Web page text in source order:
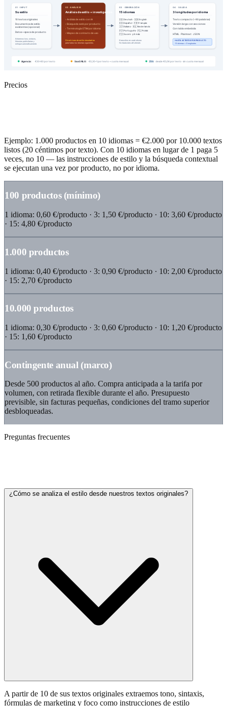
01 · INPUT
Su estilo
10 textos originales
Documentos de estilo
existentes (opcional)
Datos + specs de producto
Extraemos tono, sintaxis,
fórmulas publicitarias y
enfoque automáticamente.
02 · ANÁLISIS
Análisis de estilo + investigación
› Análisis de estilo con IA
› Búsqueda web por producto
› Terminología ETIM por idioma
› Mapeo de contexto de uso
Directrices de estilo vinculantes
para todos los idiomas siguientes.
03 · GENERACIÓN
15 idiomas
🇩🇪 Deutsch · 🇬🇧 English
🇪🇸 Español · 🇫🇷 Français
🇮🇹 Italiano · 🇳🇱 Nederlands
🇵🇹 Português · 🇵🇱 Polski
🇫🇮 Suomi · y 6 más
Reescritos en cada idioma.
No traducidos del alemán.
04 · SALIDA
3 longitudes por idioma
Texto compacto (~90 palabras)
Versión larga con secciones
Con tabla embebida
HTML · Plaintext · JSON
HASTA 45 TEXTOS POR PRODUCTO
15 idiomas × 3 longitudes
Agencia: €30–80 por texto SaaS NLG: €0,30–1 por texto + cuota mensual ZDS: desde €0,06 por texto · sin cuota mensual
Precios
Ejemplo: 1.000 productos en 10 idiomas = €2.000 por 10.000 textos
listos (20 céntimos por texto). Con 10 idiomas en lugar de 1 paga 5
veces, no 10 — las instrucciones de estilo y la búsqueda contextual
se ejecutan una vez por producto, no por idioma.
100 productos (mínimo)
1 idioma: 0,60 €/producto · 3: 1,50 €/producto · 10: 3,60 €/producto
· 15: 4,80 €/producto
1.000 productos
1 idioma: 0,40 €/producto · 3: 0,90 €/producto · 10: 2,00 €/producto
· 15: 2,70 €/producto
10.000 productos
1 idioma: 0,30 €/producto · 3: 0,60 €/producto · 10: 1,20 €/producto
· 15: 1,60 €/producto
Contingente anual (marco)
Desde 500 productos al año. Compra anticipada a la tarifa por
volumen, con retirada flexible durante el año. Presupuesto
previsible, sin facturas pequeñas, condiciones del tramo superior
desbloqueadas.
Preguntas frecuentes
¿Cómo se analiza el estilo desde nuestros textos originales?
A partir de 10 de sus textos originales extraemos tono, sintaxis,
fórmulas de marketing y foco como instrucciones de estilo